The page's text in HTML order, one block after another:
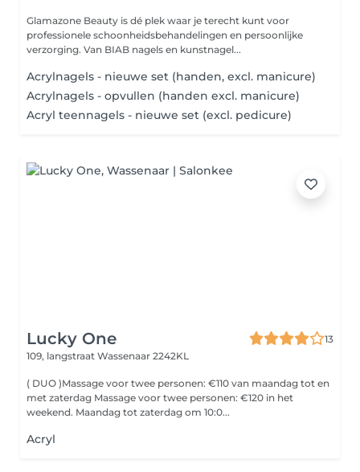
Glamazone Beauty is dé plek waar je terecht kunt voor
professionele schoonheidsbehandelingen en persoonlijke
verzorging. Van BIAB nagels en kunstnagel...
Acrylnagels - nieuwe set (handen, excl. manicure)
Acrylnagels - opvullen (handen excl. manicure)
Acryl teennagels - nieuwe set (excl. pedicure)
Lucky One
13
109, langstraat Wassenaar 2242KL
( DUO )Massage voor twee personen: €110 van maandag tot en
met zaterdag Massage voor twee personen: €120 in het
weekend. Maandag tot zaterdag om 10:0...
Acryl